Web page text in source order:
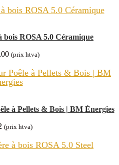
ROSA 5.0 Céramique
(prix htva)
à Pellets & Bois | BM Énergies
(prix htva)